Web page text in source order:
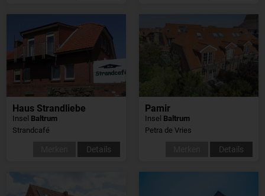
Haus Strandliebe
Insel Baltrum
Strandcafé
Details
Pamir
Insel Baltrum
Petra de Vries
Details